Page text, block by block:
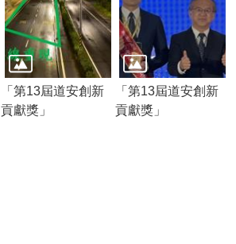
「第13屆道安創新
貢獻獎」
「第13屆道安創新
貢獻獎」